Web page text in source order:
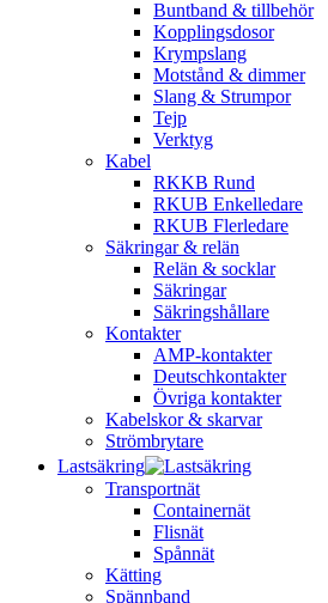
Buntband & tillbehör
Kopplingsdosor
Krympslang
Motstånd & dimmer
Slang & Strumpor
Tejp
Verktyg
Kabel
RKKB Rund
RKUB Enkelledare
RKUB Flerledare
Säkringar & relän
Relän & socklar
Säkringar
Säkringshållare
Kontakter
AMP-kontakter
Deutschkontakter
Övriga kontakter
Kabelskor & skarvar
Strömbrytare
Lastsäkring
Transportnät
Containernät
Flisnät
Spånnät
Kätting
Spännband